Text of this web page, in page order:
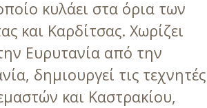
κυλάει στα όρια των
και Καρδίτσας. Χωρίζει
Ευρυτανία από την
δημιουργεί τις τεχνητές
και Καστρακίου,